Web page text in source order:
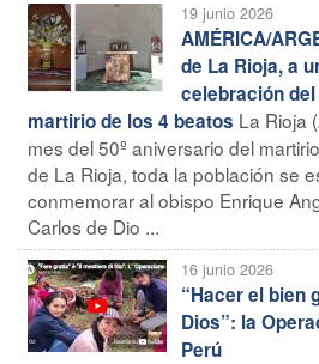
19 junio 2026
AMÉRICA/
de La Rioja, a
celebración
martirio de los 4 beatos La Rioja
mes del 50º aniversario del
de La Rioja, toda la población se
conmemorar al obispo Enrique
Carlos de Dio ...
16 junio 2026
“Hacer el bien
Dios”: la
Perú